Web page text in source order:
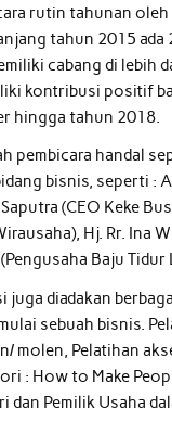
rutin tahunan
tahun 2015
cabang di lebih
kontribusi positif
hingga tahun 2018.
pembicara handal
bisnis, seperti
(CEO Keke
Hj. Rr. Ina
Baju Tidur
juga diadakan
sebuah bisnis.
molen, Pelatihan
: How to Make
Pemilik Usaha